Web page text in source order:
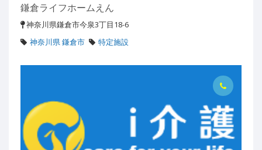
鎌倉ライフホームえん
神奈川県鎌倉市今泉3丁目18-6
神奈川県 鎌倉市
特定施設